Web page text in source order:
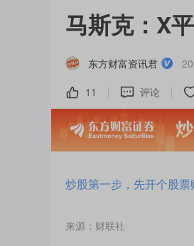
马斯克：X
东方财富资讯君
11
评论
炒股第一步，先开个股票
来源：财联社